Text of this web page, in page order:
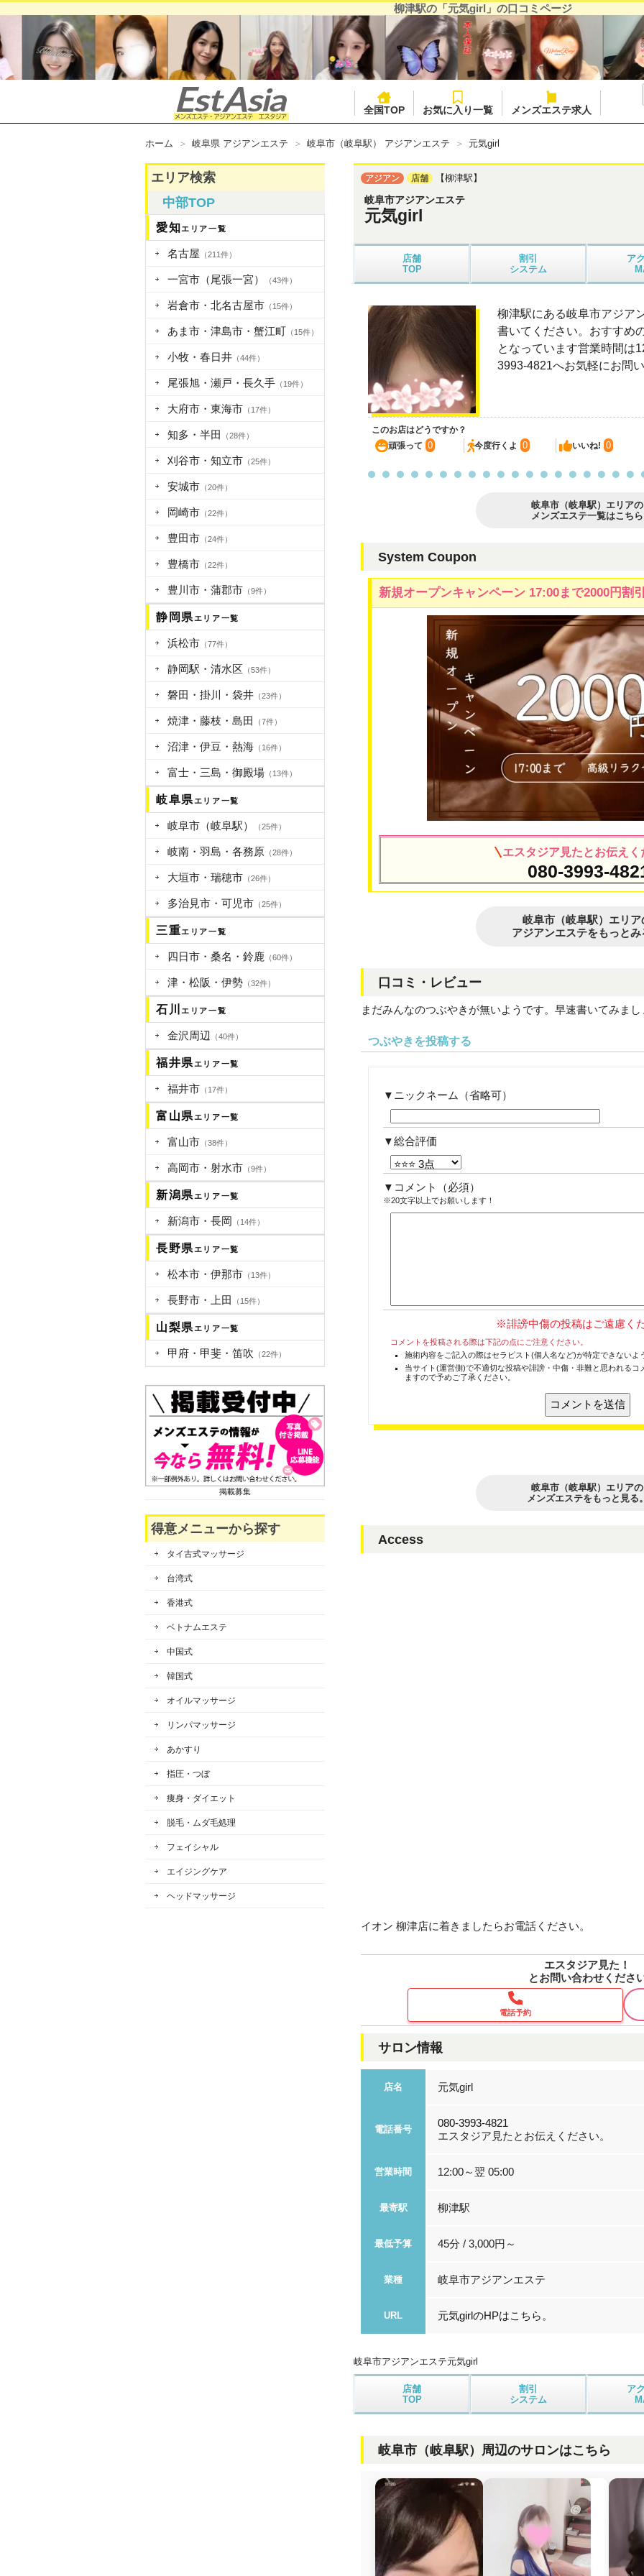
柳津駅の「元気girl」の口コミページ
全国TOP お気に入り一覧 メンズエステ求人
ホーム 岐阜県 アジアンエステ 岐阜市（岐阜駅） アジアンエステ 元気girl
アジアン 店舗 【柳津駅】
岐阜市アジアンエステ
元気girl
店舗
TOP
割引
システム
ア
柳津駅にある岐阜市アジア
書いてください。おすすめ
となっています営業時間は
3993-4821へお気軽にお問
このお店はどうですか？
頑張って 0 今度行くよ 0 いいね! 0
岐阜市（岐阜駅）エリアの
メンズエステ一覧はこちら
System Coupon
新規オープンキャンペーン 17:00まで2000円割
エスタジア見たとお伝えく
080-3993-
岐阜市（岐阜駅）エリア
アジアンエステをもっとみ
口コミ・レビュー
まだみんなのつぶやきが無いようです。早速書いてみまし
つぶやきを投稿する
ニックネーム（省略可）
総合評価
コメント （必須）
※20文字以上でお願いします！
※誹謗中傷の投稿はご遠慮く
コメントを投稿される際は下記の点にご注意ください。
施術内容をご記入の際はセラピスト(個人名など)が特定できないよ
当サイト(運営側)で不適切な投稿や誹謗・中傷・非難と思われる
ますので予めご了承ください。
岐阜市（岐阜駅）エリアの
メンズエステをもっと見る
Access
イオン 柳津店に着きましたらお電話ください。
エスタジア見た！
とお問い合わせくださ
電話予約
サロン情報
店名 元気girl
電話番号
080-3993-4821
エスタジア見たとお伝えください。
営業時間 12:00～翌 05:00
最寄駅 柳津駅
最低予算 45分 / 3,000円～
業種 岐阜市アジアンエステ
URL 元気girlのHPはこちら。
岐阜市アジアンエステ元気girl
店舗
TOP
割引
システム
ア
岐阜市（岐阜駅）周辺のサロンはこちら
エリア検索
中部TOP
愛知エリア一覧
名古屋 （211件）
一宮市（尾張一宮） （43件）
岩倉市・北名古屋市 （15件）
あま市・津島市・蟹江町 （15件）
小牧・春日井 （44件）
尾張旭・瀬戸・長久手 （19件）
大府市・東海市 （17件）
知多・半田 （28件）
刈谷市・知立市 （25件）
安城市 （20件）
岡崎市 （22件）
豊田市 （24件）
豊橋市 （22件）
豊川市・蒲郡市 （9件）
静岡県 エリア一覧
浜松市 （77件）
静岡駅・清水区 （53件）
磐田・掛川・袋井 （23件）
焼津・藤枝・島田 （7件）
沼津・伊豆・熱海 （16件）
富士・三島・御殿場 （13件）
岐阜県 エリア一覧
岐阜市（岐阜駅） （25件）
岐南・羽島・各務原 （28件）
大垣市・瑞穂市 （26件）
多治見市・可児市 （25件）
三重エリア一覧
四日市・桑名・鈴鹿 （60件）
津・松阪・伊勢 （32件）
石川 エリア一覧
金沢周辺 （40件）
福井県 エリア一覧
福井市 （17件）
富山県 エリア一覧
富山市 （38件）
高岡市・射水市 （9件）
新潟県 エリア一覧
新潟市・長岡 （14件）
長野県 エリア一覧
松本市・伊那市 （13件）
長野市・上田 （15件）
山梨県 エリア一覧
甲府・甲斐・笛吹 （22件）
掲載募集
得意メニューから探す
タイ古式マッサージ
台湾式
香港式
ベトナムエステ
中国式
韓国式
オイルマッサージ
リンパマッサージ
あかすり
指圧・つぼ
痩身・ダイエット
脱毛・ムダ毛処理
フェイシャル
エイジングケア
ヘッドマッサージ